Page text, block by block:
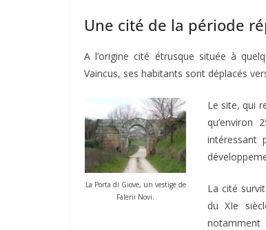
Une cité de la période
A l’origine cité étrusque située à
Vaincus, ses habitants sont déplacés
La Porta di Giove, un vestige de
Falerii Novi.
Le site, qui
intéressant
La cité
du XIe
notamment